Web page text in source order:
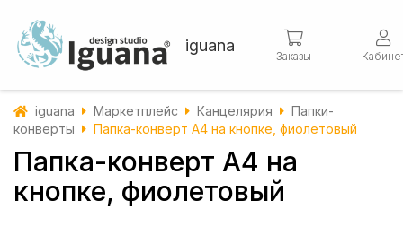
iguana
Заказы
iguana Маркетплейс Канцелярия
Папки-
конверты
Папка-конверт А4 на кнопке, фиолетовый
Папка-конверт А4 на
кнопке, фиолетовый